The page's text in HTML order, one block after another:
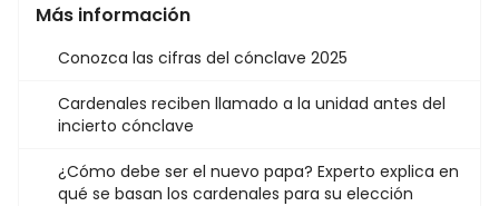
Más información
Conozca las cifras del cónclave 2025
Cardenales reciben llamado a la unidad antes del
incierto cónclave
¿Cómo debe ser el nuevo papa? Experto explica en
qué se basan los cardenales para su elección